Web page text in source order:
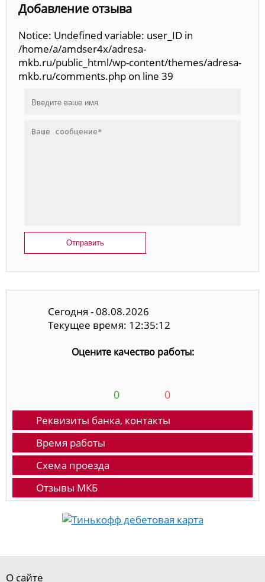
Добавление отзыва
Notice: Undefined variable: user_ID in
/home/a/amdser4x/adresa-
mkb.ru/public_html/wp-content/themes/adresa-
mkb.ru/comments.php on line 39
Отправить
Сегодня - 08.08.2026
Текущее время: 12:35:13
Оцените качество работы:
0 0
Реквизиты банка, контакты
Время работы
Схема проезда
Отзывы МКБ
О сайте